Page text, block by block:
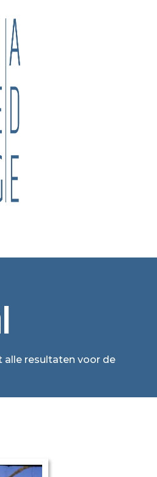
alle resultaten voor de